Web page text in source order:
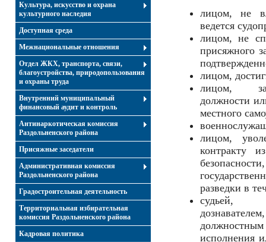
Культура, искусство и охрана
культурного наследия
Доступная среда
Межнациональные отношения
Отдел ЖКХ, транспорта, связи,
благоустройства, природопользования
и охраны труда
Внутренний муниципальный
финансовый аудит и контроль
Антинаркотическая комиссия
Раздольненского района
Присяжные заседатели
Административная комиссия
Раздольненского района
Градостроительная деятельность
Территориальная избирательная
комиссия Раздольненского района
Кадровая политика
лицом, не
ведется
лицом, не
присяжного
лицом,
лицом,
должности
местного
лицом,
контракту
разведки в
судьей,
должностным
исполнения